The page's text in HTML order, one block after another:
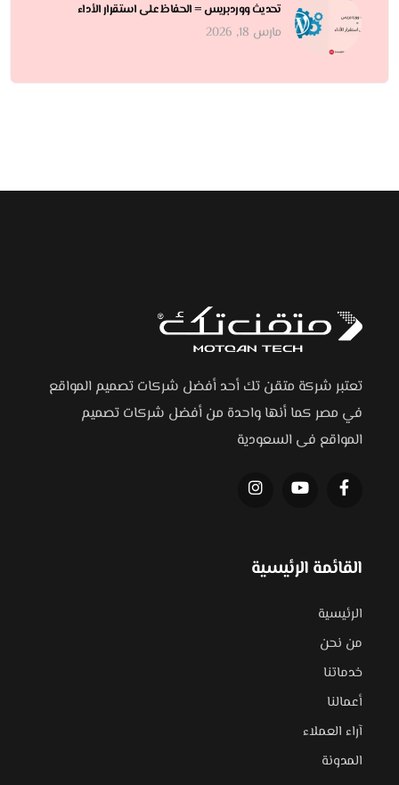
تحديث ووردبريس = الحفاظ على استقرار الأداء
مارس 18, 2026
تعتبر شركة متقن تك أحد أفضل شركات تصميم المواقع
في مصر كما أنها واحدة من أفضل شركات تصميم
المواقع فى السعودية
القائمة الرئيسية
الرئيسية
من نحن
خدماتنا
أعمالنا
آراء العملاء
المدونة